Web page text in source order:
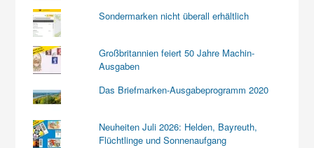
Sondermarken nicht überall erhältlich
Großbritannien feiert 50 Jahre Machin-
Ausgaben
Das Briefmarken-Ausgabeprogramm 2020
Neuheiten Juli 2026: Helden, Bayreuth,
Flüchtlinge und Sonnenaufgang